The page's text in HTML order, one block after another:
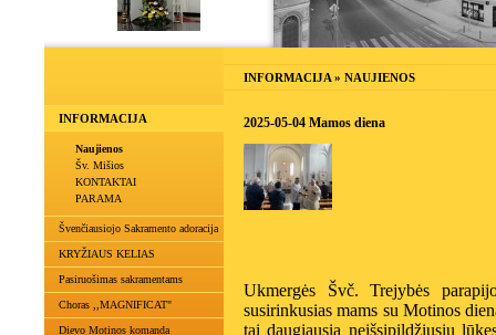
INFORMACIJA
Naujienos
Šv. Mišios
KONTAKTAI
PARAMA
Švenčiausiojo Sakramento adoracija
KRYŽIAUS KELIAS
Pasiruošimas sakramentams
Choras ,,MAGNIFICAT"
Dievo Motinos komanda
INFORMACIJA » NAUJIENOS
2025-05-04 Mamos diena
Ukmergės Švč. Trejybės
susirinkusias mams su Motinos
tai daugiausia neišsipildžiusių